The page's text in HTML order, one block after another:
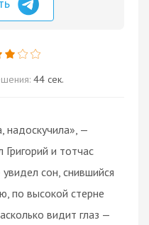
44 сек.
надоскучила», —
и тотчас
сон, снившийся
по высокой стерне
видит глаз —